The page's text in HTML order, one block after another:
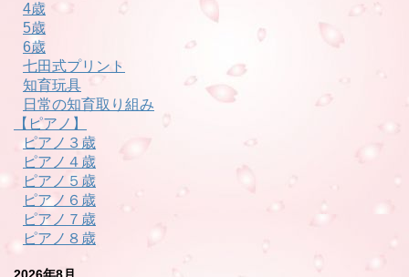
4歳
5歳
6歳
七田式プリント
知育玩具
日常の知育取り組み
【ピアノ】
ピアノ３歳
ピアノ４歳
ピアノ５歳
ピアノ６歳
ピアノ７歳
ピアノ８歳